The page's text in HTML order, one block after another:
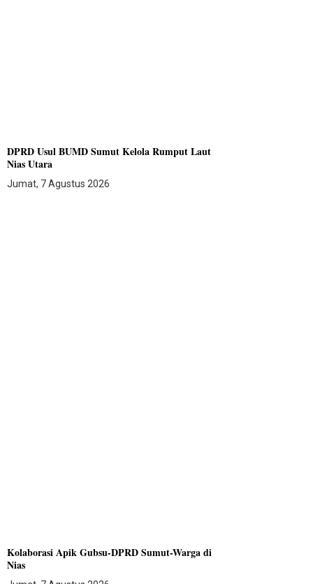
DPRD Usul BUMD Sumut Kelola Rumput Laut
Nias Utara
Jumat, 7 Agustus 2026
Kolaborasi Apik Gubsu-DPRD Sumut-Warga di
Nias